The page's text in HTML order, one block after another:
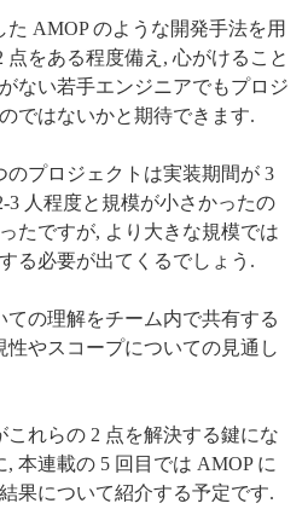
AMOP のような開発手法を用
点をある程度備え, 心がけること
ない若手エンジニアでもプロジ
ではないかと期待できます.
のプロジェクトは実装期間が 3
3 人程度と規模が小さかったの
たですが, より大きな規模では
る必要が出てくるでしょう.
ての理解をチーム内で共有する
性やスコープについての見通し
れらの 2 点を解決する鍵にな
本連載の 5 回目では AMOP に
果について紹介する予定です.